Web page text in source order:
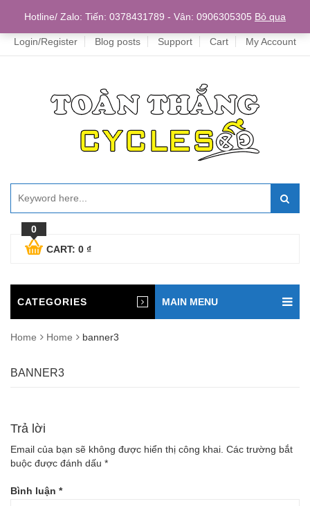
Home
Login/Register Blog posts Support Cart My Account
0
CART: 0 ₫
CATEGORIES MAIN MENU
Home Home banner3
BANNER3
Trả lời
Email của bạn sẽ không được hiển thị công khai. Các trường bắt
buộc được đánh dấu *
Bình luận *
Hotline/ Zalo: Tiến: 0378431789 - Vân: 0906305305 Bỏ qua